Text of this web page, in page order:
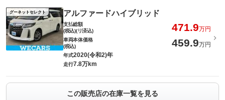
グーネットセレクト アルファードハイブリッド
支払総額
(税込)(リ済込)
471.9万円
車両本体価格
(税込)
459.9万円
年式2020(令和2)年
走行7.8万km
この販売店の在庫一覧を見る